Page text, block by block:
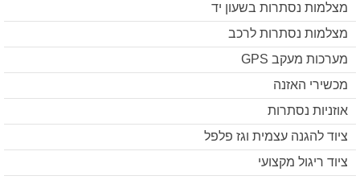
מצלמות נסתרות בשעון יד
מצלמות נסתרות לרכב
מערכות מעקב GPS
מכשירי האזנה
אוזניות נסתרות
ציוד להגנה עצמית וגז פלפל
ציוד ריגול מקצועי